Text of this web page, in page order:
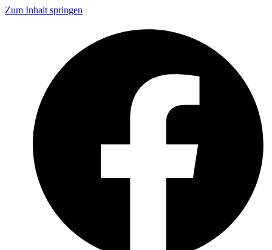
Zum Inhalt springen